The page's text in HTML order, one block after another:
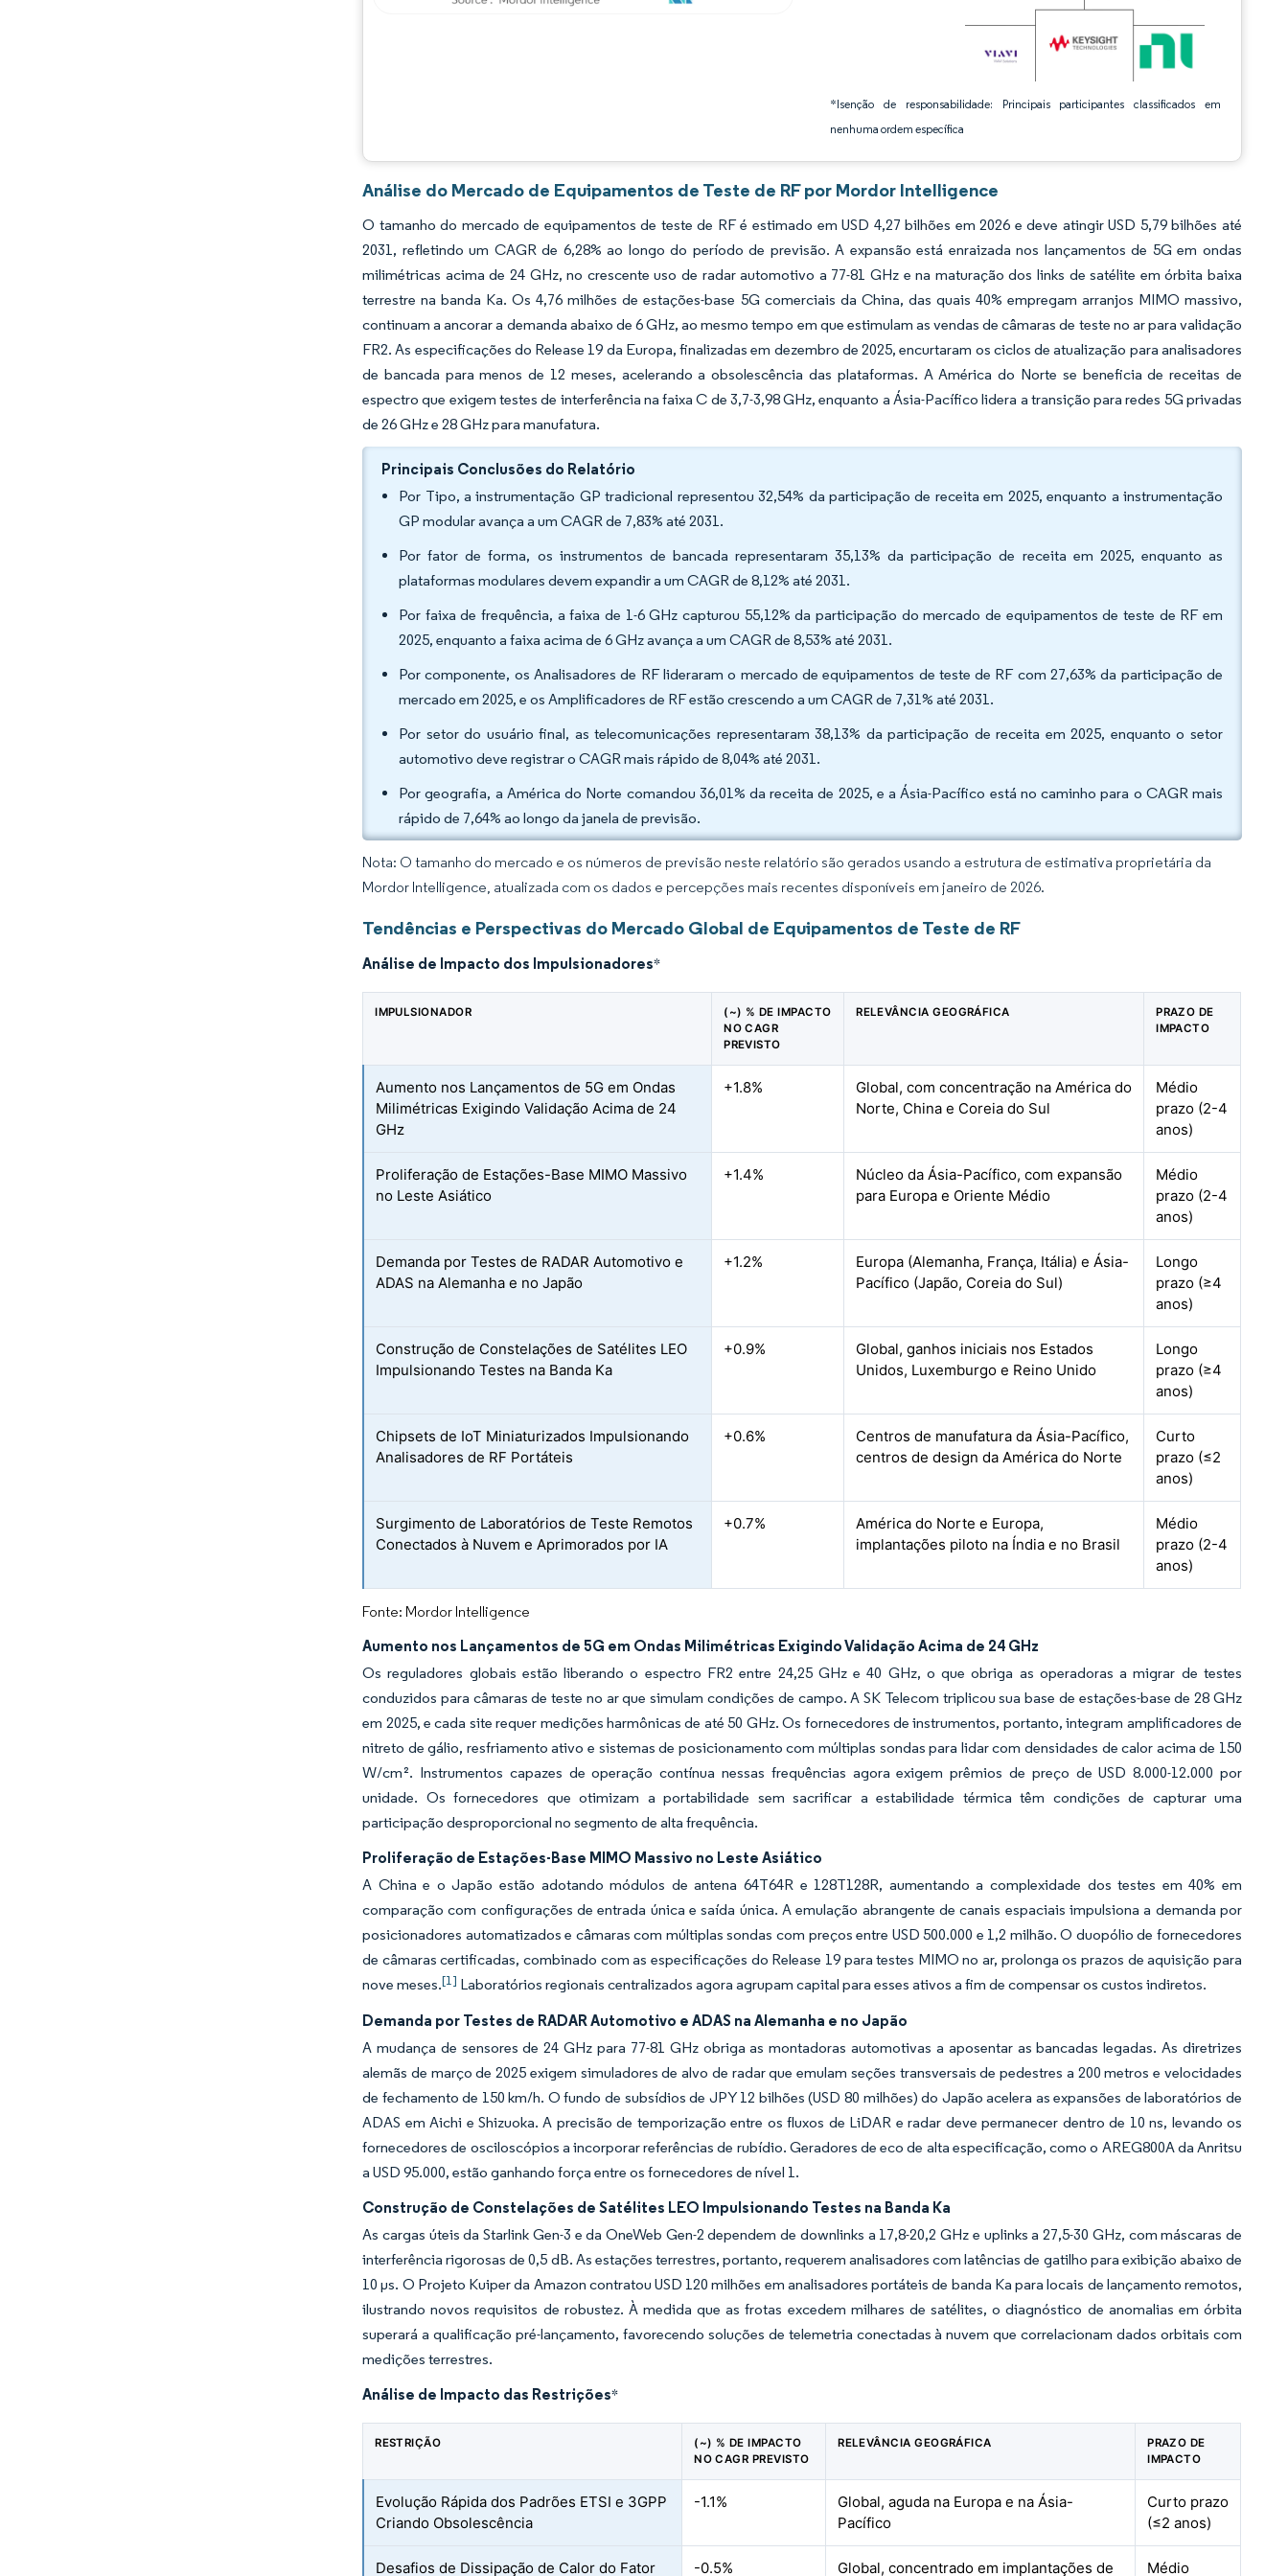
*Isenção de responsabilidade: Principais participantes classificados em
nenhuma ordem específica
Análise do Mercado de Equipamentos de Teste de RF por Mordor Intelligence
O tamanho do mercado de equipamentos de teste de RF é estimado em USD 4,27 bilhões em 2026 e deve atingir USD 5,79 bilhões até
2031, refletindo um CAGR de 6,28% ao longo do período de previsão. A expansão está enraizada nos lançamentos de 5G em ondas
milimétricas acima de 24 GHz, no crescente uso de radar automotivo a 77-81 GHz e na maturação dos links de satélite em órbita baixa
terrestre na banda Ka. Os 4,76 milhões de estações-base 5G comerciais da China, das quais 40% empregam arranjos MIMO massivo,
continuam a ancorar a demanda abaixo de 6 GHz, ao mesmo tempo em que estimulam as vendas de câmaras de teste no ar para validação
FR2. As especificações do Release 19 da Europa, finalizadas em dezembro de 2025, encurtaram os ciclos de atualização para analisadores
de bancada para menos de 12 meses, acelerando a obsolescência das plataformas. A América do Norte se beneficia de receitas de
espectro que exigem testes de interferência na faixa C de 3,7-3,98 GHz, enquanto a Ásia-Pacífico lidera a transição para redes 5G privadas
de 26 GHz e 28 GHz para manufatura.
Principais Conclusões do Relatório
Por Tipo, a instrumentação GP tradicional representou 32,54% da participação de receita em 2025, enquanto a instrumentação
GP modular avança a um CAGR de 7,83% até 2031.
Por fator de forma, os instrumentos de bancada representaram 35,13% da participação de receita em 2025, enquanto as
plataformas modulares devem expandir a um CAGR de 8,12% até 2031.
Por faixa de frequência, a faixa de 1-6 GHz capturou 55,12% da participação do mercado de equipamentos de teste de RF em
2025, enquanto a faixa acima de 6 GHz avança a um CAGR de 8,53% até 2031.
Por componente, os Analisadores de RF lideraram o mercado de equipamentos de teste de RF com 27,63% da participação de
mercado em 2025, e os Amplificadores de RF estão crescendo a um CAGR de 7,31% até 2031.
Por setor do usuário final, as telecomunicações representaram 38,13% da participação de receita em 2025, enquanto o setor
automotivo deve registrar o CAGR mais rápido de 8,04% até 2031.
Por geografia, a América do Norte comandou 36,01% da receita de 2025, e a Ásia-Pacífico está no caminho para o CAGR mais
rápido de 7,64% ao longo da janela de previsão.
Nota: O tamanho do mercado e os números de previsão neste relatório são gerados usando a estrutura de estimativa proprietária da
Mordor Intelligence, atualizada com os dados e percepções mais recentes disponíveis em janeiro de 2026.
Tendências e Perspectivas do Mercado Global de Equipamentos de Teste de RF
Análise de Impacto dos Impulsionadores*
IMPULSIONADOR
(~) % DE IMPACTO
NO CAGR
PREVISTO
RELEVÂNCIA GEOGRÁFICA
PRAZO DE
IMPACTO
Aumento nos Lançamentos de 5G em Ondas
Milimétricas Exigindo Validação Acima de 24
GHz
+1.8%
Global, com concentração na América do
Norte, China e Coreia do Sul
Médio
prazo (2-4
anos)
Proliferação de Estações-Base MIMO Massivo
no Leste Asiático
+1.4%
Núcleo da Ásia-Pacífico, com expansão
para Europa e Oriente Médio
Médio
prazo (2-4
anos)
Demanda por Testes de RADAR Automotivo e
ADAS na Alemanha e no Japão
+1.2%
Europa (Alemanha, França, Itália) e Ásia-
Pacífico (Japão, Coreia do Sul)
Longo
prazo (≥4
anos)
Construção de Constelações de Satélites LEO
Impulsionando Testes na Banda Ka
+0.9%
Global, ganhos iniciais nos Estados
Unidos, Luxemburgo e Reino Unido
Longo
prazo (≥4
anos)
Chipsets de IoT Miniaturizados Impulsionando
Analisadores de RF Portáteis
+0.6%
Centros de manufatura da Ásia-Pacífico,
centros de design da América do Norte
Curto
prazo (≤2
anos)
Surgimento de Laboratórios de Teste Remotos
Conectados à Nuvem e Aprimorados por IA
+0.7%
América do Norte e Europa,
implantações piloto na Índia e no Brasil
Médio
prazo (2-4
anos)
Fonte: Mordor Intelligence
Aumento nos Lançamentos de 5G em Ondas Milimétricas Exigindo Validação Acima de 24 GHz
Os reguladores globais estão liberando o espectro FR2 entre 24,25 GHz e 40 GHz, o que obriga as operadoras a migrar de testes
conduzidos para câmaras de teste no ar que simulam condições de campo. A SK Telecom triplicou sua base de estações-base de 28 GHz
em 2025, e cada site requer medições harmônicas de até 50 GHz. Os fornecedores de instrumentos, portanto, integram amplificadores de
nitreto de gálio, resfriamento ativo e sistemas de posicionamento com múltiplas sondas para lidar com densidades de calor acima de 150
W/cm². Instrumentos capazes de operação contínua nessas frequências agora exigem prêmios de preço de USD 8.000-12.000 por
unidade. Os fornecedores que otimizam a portabilidade sem sacrificar a estabilidade térmica têm condições de capturar uma
participação desproporcional no segmento de alta frequência.
Proliferação de Estações-Base MIMO Massivo no Leste Asiático
A China e o Japão estão adotando módulos de antena 64T64R e 128T128R, aumentando a complexidade dos testes em 40% em
comparação com configurações de entrada única e saída única. A emulação abrangente de canais espaciais impulsiona a demanda por
posicionadores automatizados e câmaras com múltiplas sondas com preços entre USD 500.000 e 1,2 milhão. O duopólio de fornecedores
de câmaras certificadas, combinado com as especificações do Release 19 para testes MIMO no ar, prolonga os prazos de aquisição para
nove meses.[1] Laboratórios regionais centralizados agora agrupam capital para esses ativos a fim de compensar os custos indiretos.
Demanda por Testes de RADAR Automotivo e ADAS na Alemanha e no Japão
A mudança de sensores de 24 GHz para 77-81 GHz obriga as montadoras automotivas a aposentar as bancadas legadas. As diretrizes
alemãs de março de 2025 exigem simuladores de alvo de radar que emulam seções transversais de pedestres a 200 metros e velocidades
de fechamento de 150 km/h. O fundo de subsídios de JPY 12 bilhões (USD 80 milhões) do Japão acelera as expansões de laboratórios de
ADAS em Aichi e Shizuoka. A precisão de temporização entre os fluxos de LiDAR e radar deve permanecer dentro de 10 ns, levando os
fornecedores de osciloscópios a incorporar referências de rubídio. Geradores de eco de alta especificação, como o AREG800A da Anritsu
a USD 95.000, estão ganhando força entre os fornecedores de nível 1.
Construção de Constelações de Satélites LEO Impulsionando Testes na Banda Ka
As cargas úteis da Starlink Gen-3 e da OneWeb Gen-2 dependem de downlinks a 17,8-20,2 GHz e uplinks a 27,5-30 GHz, com máscaras de
interferência rigorosas de 0,5 dB. As estações terrestres, portanto, requerem analisadores com latências de gatilho para exibição abaixo de
10 µs. O Projeto Kuiper da Amazon contratou USD 120 milhões em analisadores portáteis de banda Ka para locais de lançamento remotos,
ilustrando novos requisitos de robustez. À medida que as frotas excedem milhares de satélites, o diagnóstico de anomalias em órbita
superará a qualificação pré-lançamento, favorecendo soluções de telemetria conectadas à nuvem que correlacionam dados orbitais com
medições terrestres.
Análise de Impacto das Restrições*
RESTRIÇÃO
(~) % DE IMPACTO
NO CAGR PREVISTO
RELEVÂNCIA GEOGRÁFICA
PRAZO DE
IMPACTO
Evolução Rápida dos Padrões ETSI e 3GPP
Criando Obsolescência
-1.1%
Global, aguda na Europa e na Ásia-
Pacífico
Curto prazo
(≤2 anos)
Desafios de Dissipação de Calor do Fator -0.5% Global, concentrado em implantações de Médio